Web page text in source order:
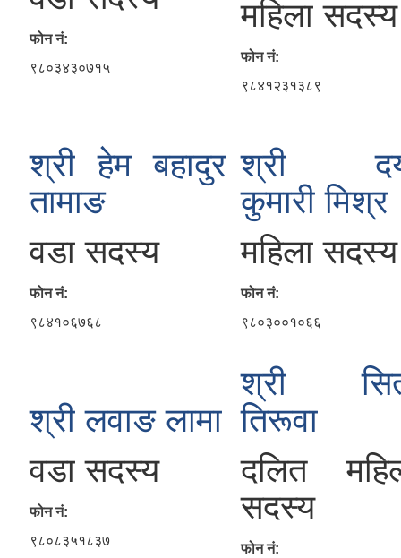
फोन नं:
९८०३४३०७१५
महिला सदस्य
फोन नं:
९८४१२३१३८९
श्री हेम बहादुर
तामाङ
वडा सदस्य
फोन नं:
९८४१०६७६८
श्री
कुमारी मिश्र
महिला सदस्य
फोन नं:
९८०३००१०६६
श्री लवाङ लामा
वडा सदस्य
फोन नं:
९८०८३५१८३७
श्री
तिरूवा
दलित
सदस्य
फोन नं: